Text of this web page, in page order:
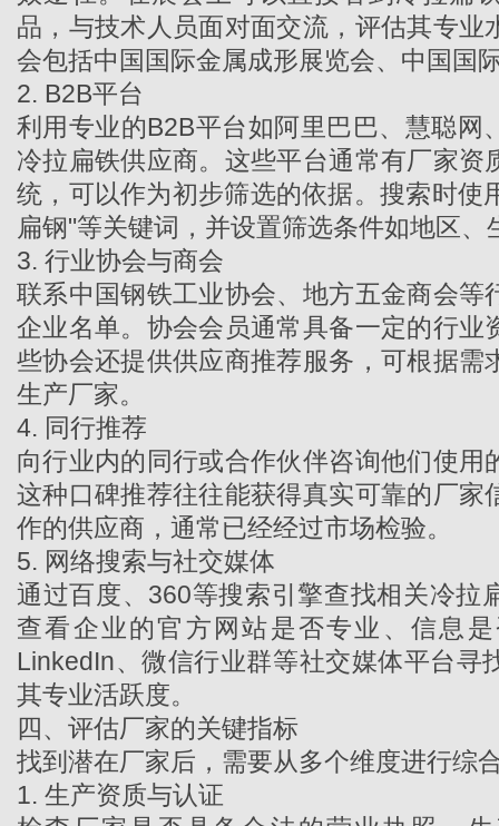
品，与技术人员面对面交流，评估其专业
会包括中国国际金属成形展览会、中国国
2. B2B平台
利用专业的B2B平台如阿里巴巴、慧聪网
冷拉扁铁供应商。这些平台通常有厂家资
统，可以作为初步筛选的依据。搜索时使
扁钢"等关键词，并设置筛选条件如地区、
3. 行业协会与商会
联系中国钢铁工业协会、地方五金商会等
企业名单。协会会员通常具备一定的行业
些协会还提供供应商推荐服务，可根据需
生产厂家。
4. 同行推荐
向行业内的同行或合作伙伴咨询他们使用
这种口碑推荐往往能获得真实可靠的厂家
作的供应商，通常已经经过市场检验。
5. 网络搜索与社交媒体
通过百度、360等搜索引擎查找相关冷拉
查看企业的官方网站是否专业、信息
LinkedIn、微信行业群等社交媒体平台寻
其专业活跃度。
四、评估厂家的关键指标
找到潜在厂家后，需要从多个维度进行综
1. 生产资质与认证